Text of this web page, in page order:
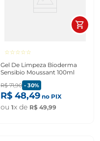
☆☆☆☆☆
Gel De Limpeza Bioderma
Sensibio Moussant 100ml
R$ 71,90 - 30%
R$ 48,49 no PIX
ou 1x de R$ 49,99